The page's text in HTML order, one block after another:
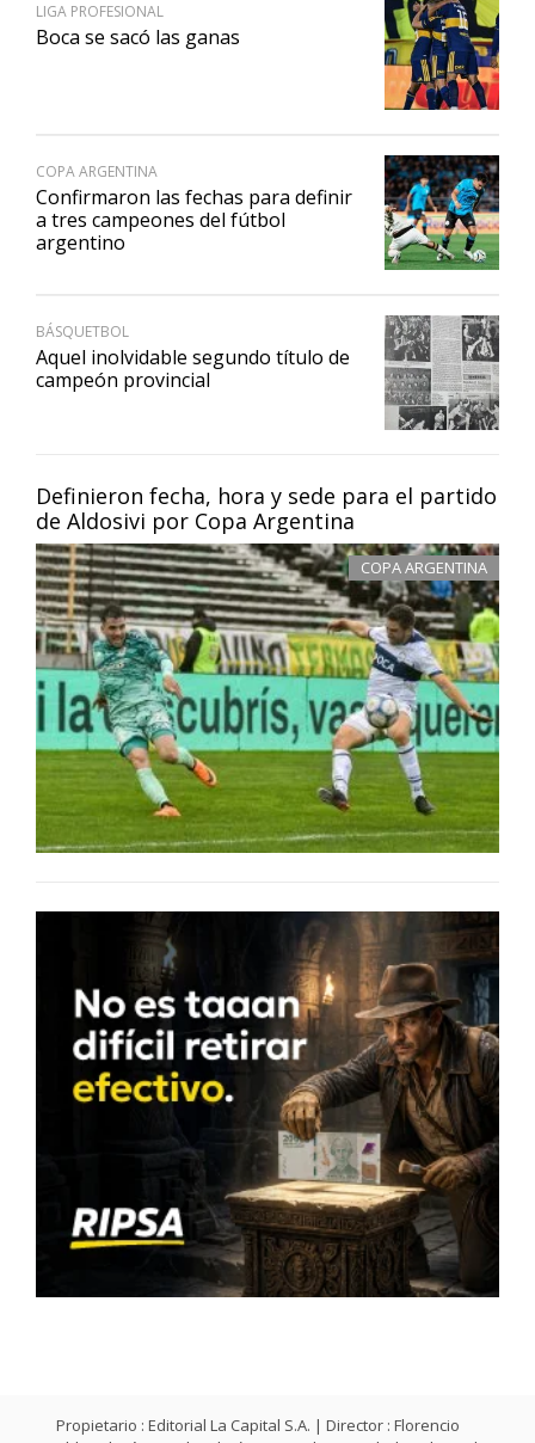
Definieron fecha, hora y sede para el partido
de Aldosivi por Copa Argentina
COPA ARGENTINA
LIGA PROFESIONAL
Boca se sacó las ganas
COPA ARGENTINA
Confirmaron las fechas para definir
a tres campeones del fútbol
argentino
BÁSQUETBOL
Aquel inolvidable segundo título de
campeón provincial
Propietario : Editorial La Capital S.A. | Director : Florencio